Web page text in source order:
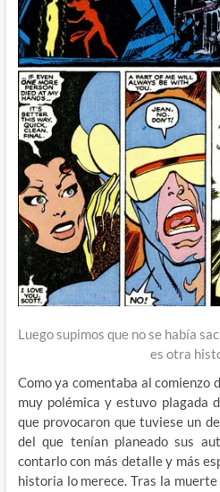
Luego supimos que no se había
es otra
Como ya comentaba al
muy polémica y estuvo plagada
que provocaron que tuviese un
del que tenían planeado sus
contarlo con más detalle y más
historia lo merece. Tras la muerte